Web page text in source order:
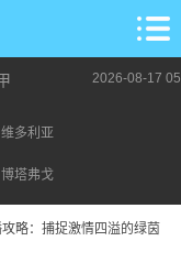
2026-08-17
维多利亚
博塔弗戈
略：捕捉激情四溢的绿茵